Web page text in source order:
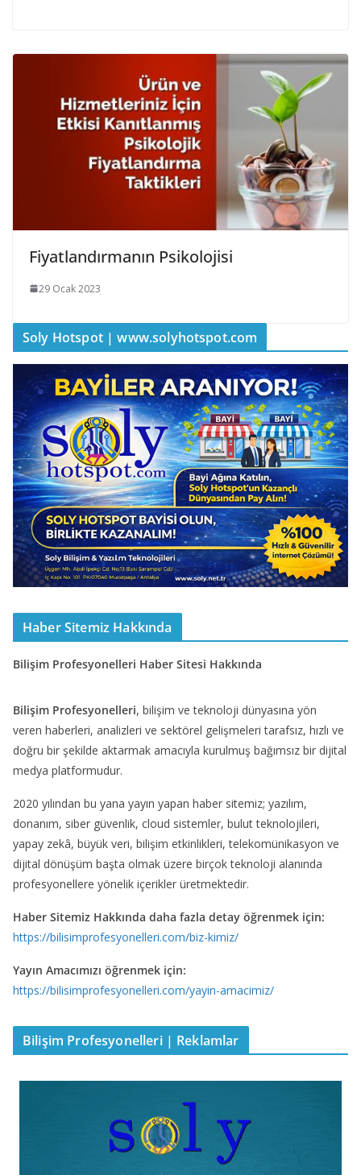
Fiyatlandırmanın Psikolojisi
29 Ocak 2023
Soly Hotspot | www.solyhotspot.com
Haber Sitemiz Hakkında
Bilişim Profesyonelleri Haber Sitesi Hakkında
Bilişim Profesyonelleri, bilişim ve teknoloji dünyasına yön
veren haberleri, analizleri ve sektörel gelişmeleri tarafsız, hızlı ve
doğru bir şekilde aktarmak amacıyla kurulmuş bağımsız bir dijital
medya platformudur.
2020 yılından bu yana yayın yapan haber sitemiz; yazılım,
donanım, siber güvenlik, cloud sistemler, bulut teknolojileri,
yapay zekâ, büyük veri, bilişim etkinlikleri, telekomünikasyon ve
dijital dönüşüm başta olmak üzere birçok teknoloji alanında
profesyonellere yönelik içerikler üretmektedir.
Haber Sitemiz Hakkında daha fazla detay öğrenmek için:
https://bilisimprofesyonelleri.com/biz-kimiz/
Yayın Amacımızı öğrenmek için:
https://bilisimprofesyonelleri.com/yayin-amacimiz/
Bilişim Profesyonelleri | Reklamlar